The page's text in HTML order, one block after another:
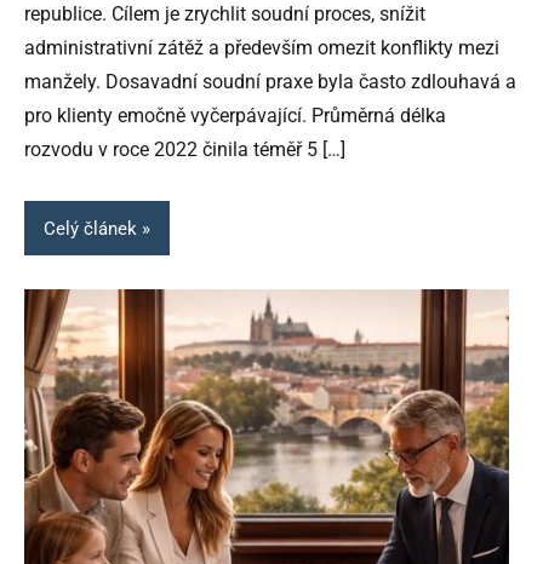
republice. Cílem je zrychlit soudní proces, snížit
administrativní zátěž a především omezit konflikty mezi
manžely. Dosavadní soudní praxe byla často zdlouhavá a
pro klienty emočně vyčerpávající. Průměrná délka
rozvodu v roce 2022 činila téměř 5 […]
Celý článek